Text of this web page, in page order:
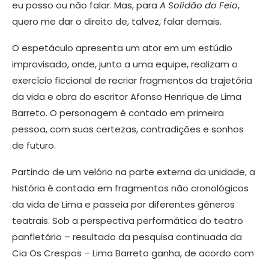
eu posso ou não falar. Mas, para A Solidão do Feio,
quero me dar o direito de, talvez, falar demais.
O espetáculo apresenta um ator em um estúdio
improvisado, onde, junto a uma equipe, realizam o
exercício ficcional de recriar fragmentos da trajetória
da vida e obra do escritor Afonso Henrique de Lima
Barreto. O personagem é contado em primeira
pessoa, com suas certezas, contradições e sonhos
de futuro.
Partindo de um velório na parte externa da unidade, a
história é contada em fragmentos não cronológicos
da vida de Lima e passeia por diferentes gêneros
teatrais. Sob a perspectiva performática do teatro
panfletário – resultado da pesquisa continuada da
Cia Os Crespos – Lima Barreto ganha, de acordo com